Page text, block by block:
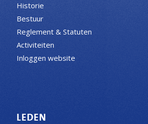
Historie
Bestuur
Reglement & Statuten
Activiteiten
Inloggen website
LEDEN